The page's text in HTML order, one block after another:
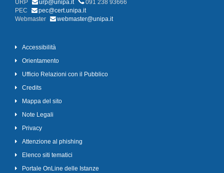
URP
urp@unipa.it
091 238 93666
PEC
pec@cert.unipa.it
Webmaster
webmaster@unipa.it
Accessibilità
Orientamento
Ufficio Relazioni con il Pubblico
Credits
Mappa del sito
Note Legali
Privacy
Attenzione al phishing
Elenco siti tematici
Portale OnLine delle Istanze